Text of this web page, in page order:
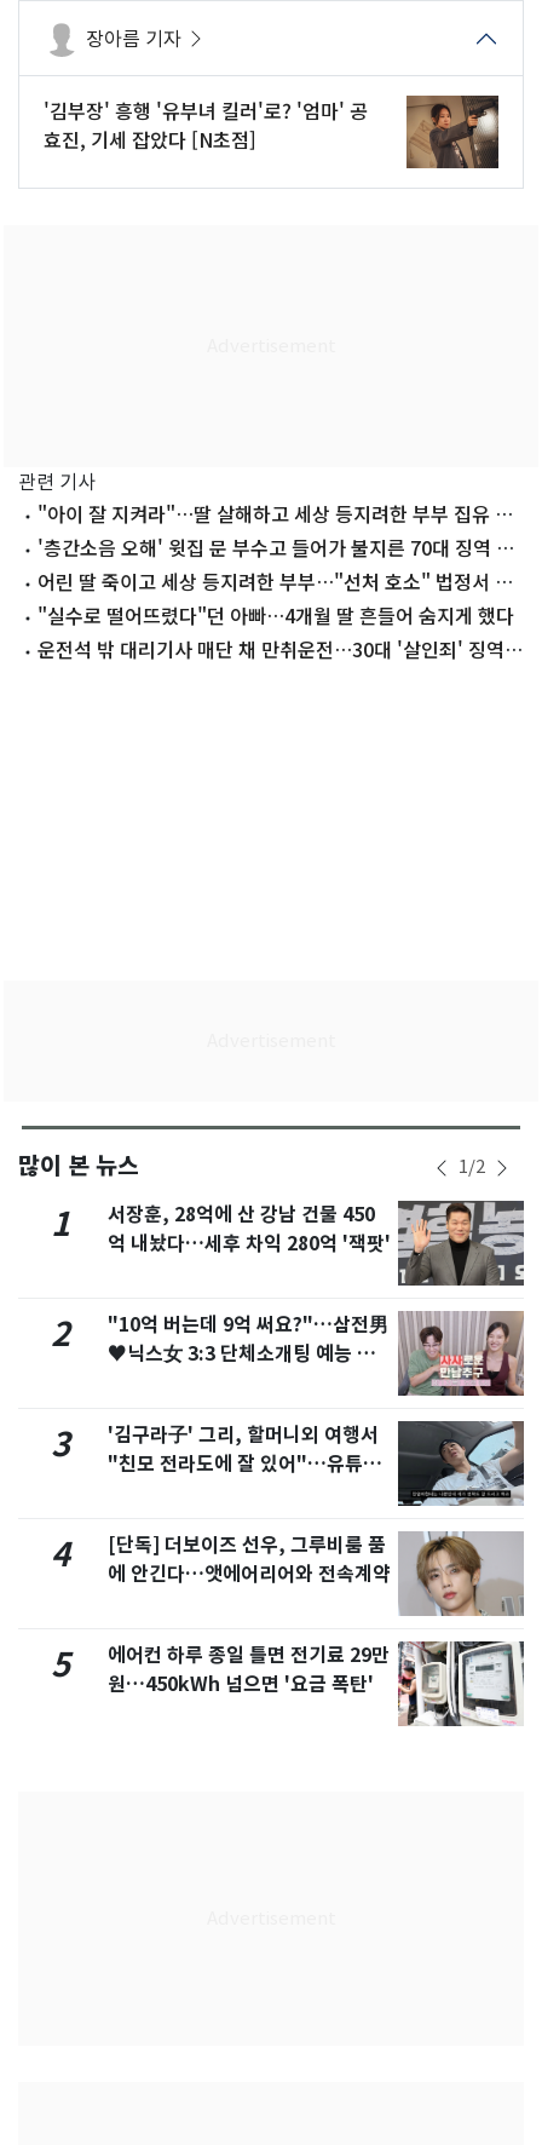
장아름 기자
'김부장' 흥행 '유부녀 킬러'로? '엄마' 공
효진, 기세 잡았다 [N초점]
관련 기사
"아이 잘 지켜라"…딸 살해하고 세상 등지려한 부부 집유 선
처 '층간소음 오해' 윗집 문 부수고 들어가 불지른 70대 징역 3
년 어린 딸 죽이고 세상 등지려한 부부…"선처 호소" 법정서 눈
물 "실수로 떨어뜨렸다"던 아빠…4개월 딸 흔들어 숨지게 했다
운전석 밖 대리기사 매단 채 만취운전…30대 '살인죄' 징역
많이 본 뉴스 1/2
1
서장훈, 28억에 산 강남 건물 450
억 내놨다…세후 차익 280억 '잭팟'
2
"10억 버는데 9억 써요?"…삼전男
♥닉스女 3:3 단체소개팅 예능 화
3
'김구라子' 그리, 할머니외 여행서
"친모 전라도에 잘 있어"…유튜브
4
[단독] 더보이즈 선우, 그루비룸 품
에 안긴다…앳에어리어와 전속계약
5
에어컨 하루 종일 틀면 전기료 29만
원…450kWh 넘으면 '요금 폭탄'